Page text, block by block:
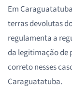
Em
terras devolutas
regulamenta a
da legitimação de
correto nesses
Caraguatatuba.